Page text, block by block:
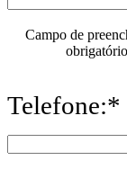
Campo de
Telefone:*